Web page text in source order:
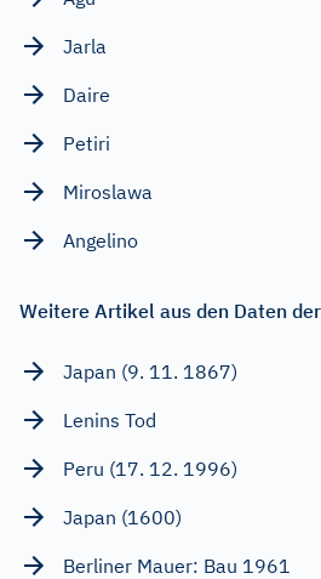
Jarla
Daire
Petiri
Miroslawa
Angelino
Weitere Artikel aus den Daten
Japan (9. 11. 1867)
Lenins Tod
Peru (17. 12. 1996)
Japan (1600)
Berliner Mauer: Bau 1961